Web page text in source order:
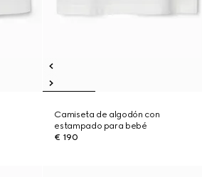
Camiseta de algodón con
estampado para bebé
€ 190